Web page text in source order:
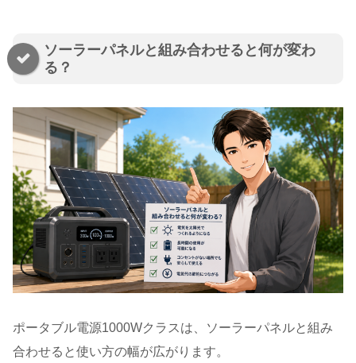
ソーラーパネルと組み合わせると何が変わ
る？
ポータブル電源1000Wクラスは、ソーラーパネルと組み
合わせると使い方の幅が広がります。